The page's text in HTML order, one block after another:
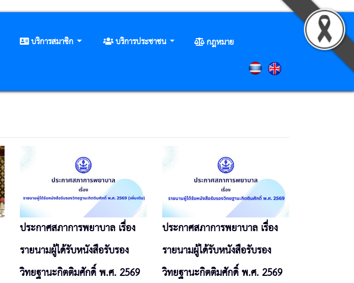
บริการสมาชิก บริการประชาชน
กฎหมาย
ประกาศสภาการพยาบาล เรื่อง
รายนามผู้ได้รับหนังสือรับรอง
วิทยฐานะกิตติมศักดิ์ พ.ศ. 2569
ประกาศสภาการพยาบาล เรื่อง
รายนามผู้ได้รับหนังสือรับรอง
วิทยฐานะกิตติมศักดิ์ พ.ศ. 2569